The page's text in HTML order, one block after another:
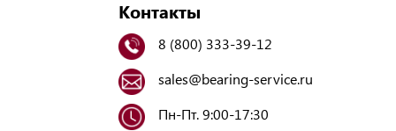
Контакты
8 (800) 333-39-12
sales@bearing-service.ru
Пн-Пт. 9:00-17:30